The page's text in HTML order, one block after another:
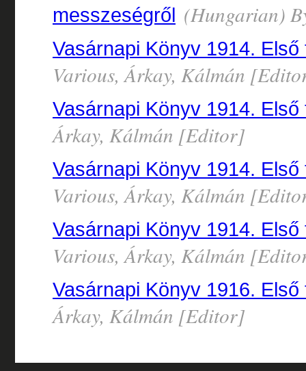
messzeségről (Hungarian)
Vasárnapi Könyv 1914.
Various, Árkay, Kálmán
Vasárnapi Könyv 1914.
Árkay, Kálmán [Editor]
Vasárnapi Könyv 1914.
Various, Árkay, Kálmán
Vasárnapi Könyv 1914.
Various, Árkay, Kálmán
Vasárnapi Könyv 1916.
Árkay, Kálmán [Editor]